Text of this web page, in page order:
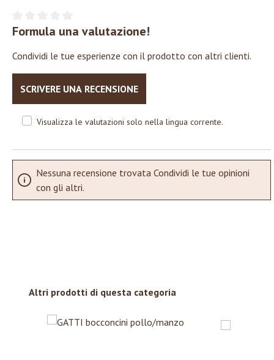
Valutazione media di 0 su 5 stelle
Formula una valutazione!
Condividi le tue esperienze con il prodotto con altri clienti.
SCRIVERE UNA RECENSIONE
Visualizza le valutazioni solo nella lingua corrente.
Nessuna recensione trovata Condividi le tue opinioni
con gli altri.
Salta la galleria dei prodotti
Altri prodotti di questa categoria